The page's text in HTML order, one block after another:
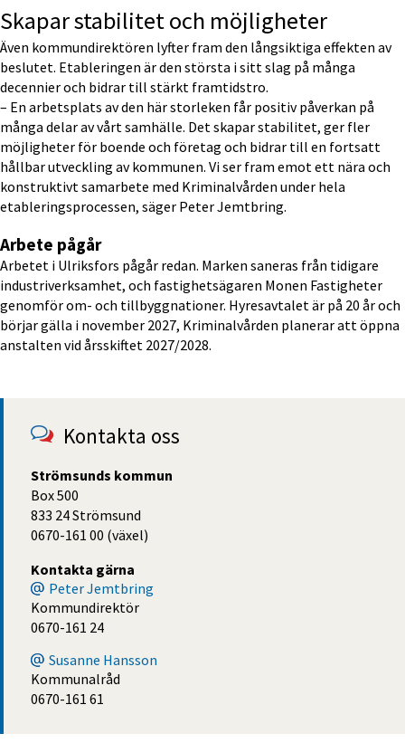
Skapar stabilitet och möjligheter
Även kommundirektören lyfter fram den långsiktiga effekten av
beslutet. Etableringen är den största i sitt slag på många
decennier och bidrar till stärkt framtidstro.
– En arbetsplats av den här storleken får positiv påverkan på
många delar av vårt samhälle. Det skapar stabilitet, ger fler
möjligheter för boende och företag och bidrar till en fortsatt
hållbar utveckling av kommunen. Vi ser fram emot ett nära och
konstruktivt samarbete med Kriminalvården under hela
etableringsprocessen, säger Peter Jemtbring.
Arbete pågår
Arbetet i Ulriksfors pågår redan. Marken saneras från tidigare
industriverksamhet, och fastighetsägaren Monen Fastigheter
genomför om- och tillbyggnationer. Hyresavtalet är på 20 år och
börjar gälla i november 2027, Kriminalvården planerar att öppna
anstalten vid årsskiftet 2027/2028.
Kontakta oss
Strömsunds kommun
Box 500
833 24 Strömsund
0670-161 00 (växel)
Kontakta gärna
Peter Jemtbring
Kommundirektör
0670-161 24
Susanne Hansson
Kommunalråd
0670-161 61